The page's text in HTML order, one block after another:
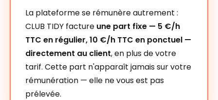
La plateforme se rémunère autrement :
CLUB TIDY facture une part fixe — 5 €/h
TTC en régulier, 10 €/h TTC en ponctuel —
directement au client, en plus de votre
tarif. Cette part n'apparaît jamais sur votre
rémunération — elle ne vous est pas
prélevée.